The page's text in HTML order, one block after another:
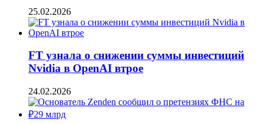
25.02.2026
FT узнала о снижении суммы инвестиций
Nvidia в OpenAI втрое
24.02.2026